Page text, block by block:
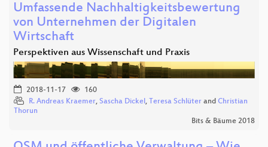
Umfassende Nachhaltigkeitsbewertung
von Unternehmen der Digitalen
Wirtschaft
Perspektiven aus Wissenschaft und Praxis
2018-11-17
160
R. Andreas Kraemer, Sascha Dickel , Teresa Schlüter and Christian
Thorun
Bits & Bäume 2018